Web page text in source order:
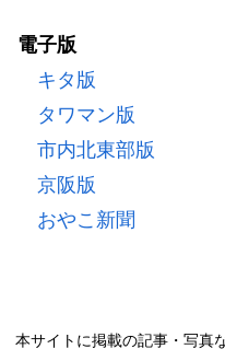
電子版
キタ版
タワマン版
市内北東部版
京阪版
おやこ新聞
本サイトに掲載の記事・写真